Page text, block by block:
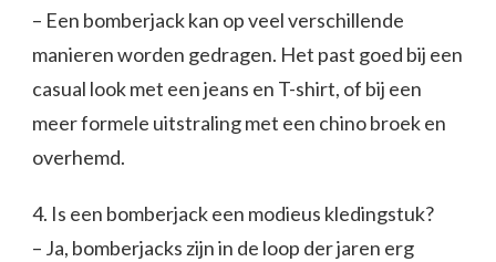
– Een bomberjack kan op veel verschillende
manieren worden gedragen. Het past goed bij een
casual look met een jeans en T-shirt, of bij een
meer formele uitstraling met een chino broek en
overhemd.
4. Is een bomberjack een modieus kledingstuk?
– Ja, bomberjacks zijn in de loop der jaren erg